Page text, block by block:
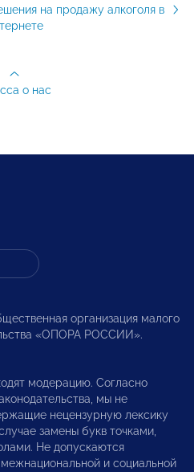
на продажу алкоголя в
о нас
организация малого
«ОПОРА РОССИИ».
модерацию. Согласно
мы не
нецензурную лексику
замены букв точками,
Не допускаются
и социальной